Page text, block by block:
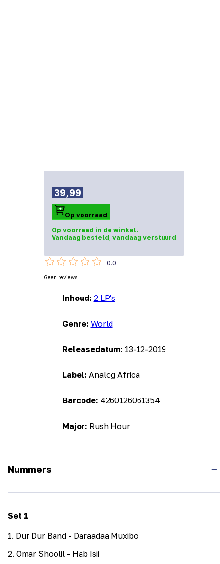
Inhoud: 2 LP's
Genre: World
Releasedatum: 13-12-2019
Label: Analog Africa
Barcode: 4260126061354
Major: Rush Hour
39,99
Op voorraad
Op voorraad in de winkel.
Vandaag besteld, vandaag verstuurd
0.0
Geen reviews
Nummers
Set 1
1. Dur Dur Band - Daraadaa Muxibo
2. Omar Shoolil - Hab Isii